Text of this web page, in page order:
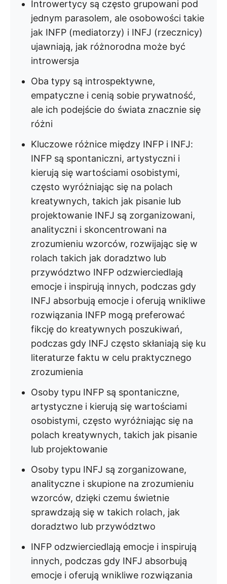
Introwertycy są często grupowani pod
jednym parasolem, ale osobowości takie
jak INFP (mediatorzy) i INFJ (rzecznicy)
ujawniają, jak różnorodna może być
introwersja
Oba typy są introspektywne,
empatyczne i cenią sobie prywatność,
ale ich podejście do świata znacznie się
różni
Kluczowe różnice między INFP i INFJ:
INFP są spontaniczni, artystyczni i
kierują się wartościami osobistymi,
często wyróżniając się na polach
kreatywnych, takich jak pisanie lub
projektowanie INFJ są zorganizowani,
analityczni i skoncentrowani na
zrozumieniu wzorców, rozwijając się w
rolach takich jak doradztwo lub
przywództwo INFP odzwierciedlają
emocje i inspirują innych, podczas gdy
INFJ absorbują emocje i oferują wnikliwe
rozwiązania INFP mogą preferować
fikcję do kreatywnych poszukiwań,
podczas gdy INFJ często skłaniają się ku
literaturze faktu w celu praktycznego
zrozumienia
Osoby typu INFP są spontaniczne,
artystyczne i kierują się wartościami
osobistymi, często wyróżniając się na
polach kreatywnych, takich jak pisanie
lub projektowanie
Osoby typu INFJ są zorganizowane,
analityczne i skupione na zrozumieniu
wzorców, dzięki czemu świetnie
sprawdzają się w takich rolach, jak
doradztwo lub przywództwo
INFP odzwierciedlają emocje i inspirują
innych, podczas gdy INFJ absorbują
emocje i oferują wnikliwe rozwiązania